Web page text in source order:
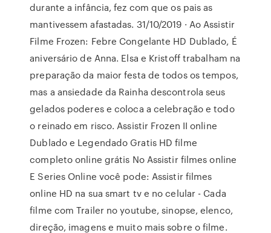
durante a infância, fez com que os pais as
mantivessem afastadas. 31/10/2019 · Ao Assistir
Filme Frozen: Febre Congelante HD Dublado, É
aniversário de Anna. Elsa e Kristoff trabalham na
preparação da maior festa de todos os tempos,
mas a ansiedade da Rainha descontrola seus
gelados poderes e coloca a celebração e todo
o reinado em risco. Assistir Frozen II online
Dublado e Legendado Gratis HD filme
completo online grátis No Assistir filmes online
E Series Online você pode: Assistir filmes
online HD na sua smart tv e no celular - Cada
filme com Trailer no youtube, sinopse, elenco,
direção, imagens e muito mais sobre o filme.